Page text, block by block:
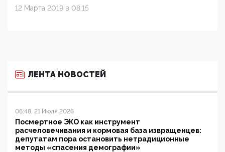
12 Марта 2019 в 08:15
ЛЕНТА НОВОСТЕЙ
06:48, 21 Июля 2026
Посмертное ЭКО как инструмент
расчеловечивания и кормовая база извращенцев:
депутатам пора остановить нетрадиционные
методы «спасения демографии»